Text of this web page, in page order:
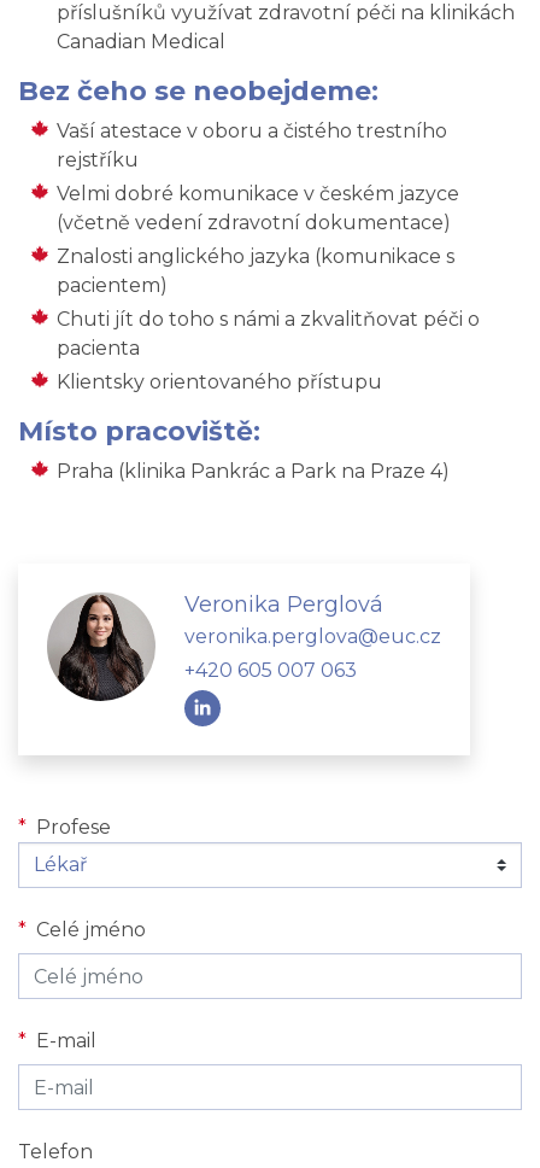
příslušníků využívat zdravotní péči na klinikách
Canadian Medical
Bez čeho se neobejdeme:
Vaší atestace v oboru a čistého trestního
rejstříku
Velmi dobré komunikace v českém jazyce
(včetně vedení zdravotní dokumentace)
Znalosti anglického jazyka (komunikace s
pacientem)
Chuti jít do toho s námi a zkvalitňovat péči o
pacienta
Klientsky orientovaného přístupu
Místo pracoviště:
Praha (klinika Pankrác a Park na Praze 4)
Veronika Perglová
veronika.perglova@euc.cz
+420 605 007 063
* Profese
* Celé jméno
* E-mail
Telefon